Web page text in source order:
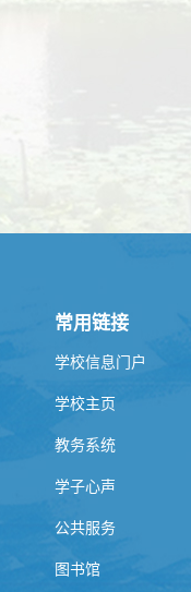
常用链接
学校信息门户
学校主页
教务系统
学子心声
公共服务
图书馆